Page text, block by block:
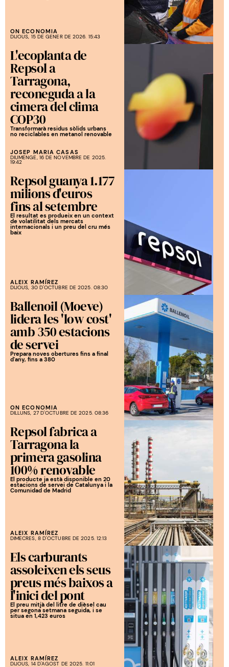
ON ECONOMIA
DIJOUS, 15 DE GENER DE 2026. 15:43
L'ecoplanta de
Repsol a
Tarragona,
reconeguda a la
cimera del clima
COP30
Transformarà residus sòlids urbans
no reciclables en metanol renovable
JOSEP MARIA CASAS
DIUMENGE, 16 DE NOVEMBRE DE 2025.
19:42
Repsol guanya 1.177
milions d'euros
fins al setembre
El resultat es produeix en un context
de volatilitat dels mercats
internacionals i un preu del cru més
baix
ALEIX RAMÍREZ
DIJOUS, 30 D'OCTUBRE DE 2025. 08:30
Ballenoil (Moeve)
lidera les 'low cost'
amb 350 estacions
de servei
Prepara noves obertures fins a final
d'any, fins a 380
ON ECONOMIA
DILLUNS, 27 D'OCTUBRE DE 2025. 08:36
Repsol fabrica a
Tarragona la
primera gasolina
100% renovable
El producte ja està disponible en 20
estacions de servei de Catalunya i la
Comunidad de Madrid
ALEIX RAMÍREZ
DIMECRES, 8 D'OCTUBRE DE 2025. 12:13
Els carburants
assoleixen els seus
preus més baixos a
l'inici del pont
El preu mitjà del litre de dièsel cau
per segona setmana seguida, i se
situa en 1,423 euros
ALEIX RAMÍREZ
DIJOUS, 14 D'AGOST DE 2025. 11:01